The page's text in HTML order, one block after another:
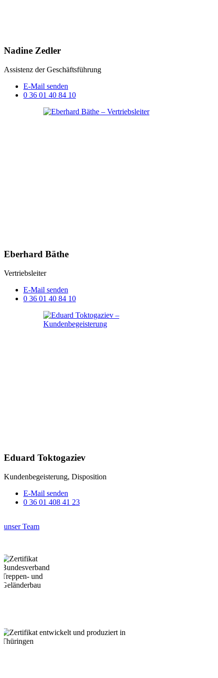
Nadine Zedler
Assistenz der Geschäftsführung
E-Mail senden
0 36 01 40 84 10
Eberhard Bäthe
Vertriebsleiter
E-Mail senden
0 36 01 40 84 10
Eduard Toktogaziev
Kundenbegeisterung, Disposition
E-Mail senden
0 36 01 408 41 23
unser Team